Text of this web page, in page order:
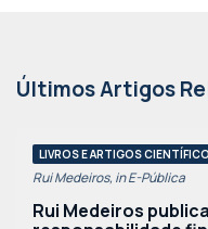
Últimos Artigos
LIVROS E ARTIGOS
Rui Medeiros, in E-Pública
Rui Medeiros